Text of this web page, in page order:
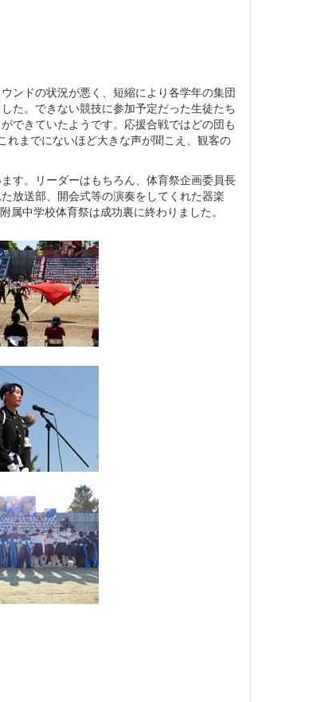
ンドの状況が悪く、短縮により各学年の集団
た。できない競技に参加予定だった生徒たち
できていたようです。応援合戦ではどの団も
までにないほど大きな声が聞こえ、観客の
す。リーダーはもちろん、体育祭企画委員長
放送部、開会式等の演奏をしてくれた器楽
中学校体育祭は成功裏に終わりました。